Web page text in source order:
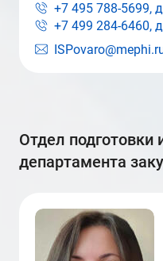
+7 495 788-5699,
+7 499 284-6460,
отдел подготовки и проведения закупок
департамента